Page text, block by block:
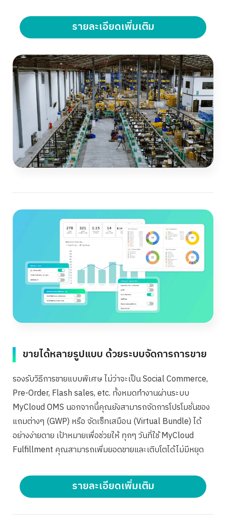
รายละเอียดเพิ่มเติม
ขายได้หลายรูปแบบ ด้วยระบบจัดการการขาย
รองรับวิธีการขายแบบพิเศษ ไม่ว่าจะเป็น Social Commerce,
Pre-Order, Flash sales, etc. ทั้งหมดทำงานผ่านระบบ
MyCloud OMS นอกจากนี้คุณยังสามารถจัดการโปรโมชั่นของ
แถมต่างๆ (GWP) หรือ จัดเซ็ทเสมือน (Virtual Bundle) ได้
อย่างง่ายดาย เป้าหมายเพื่อช่วยให้ ทุกๆ วันที่ใช้ MyCloud
Fulfillment คุณสามารถเพิ่มยอดขายและเติบโตได้ไม่มีหยุด
รายละเอียดเพิ่มเติม